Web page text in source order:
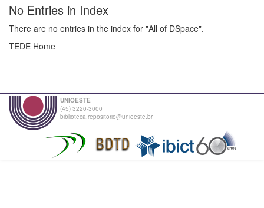
No Entries in Index
There are no entries in the index for "All of DSpace".
TEDE Home
UNIOESTE
(45) 3220-3000
biblioteca.repositorio@unioeste.br